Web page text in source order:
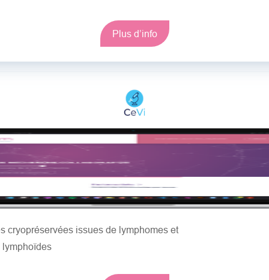
Plus d’info
cryopréservées issues de lymphomes et
lymphoïdes